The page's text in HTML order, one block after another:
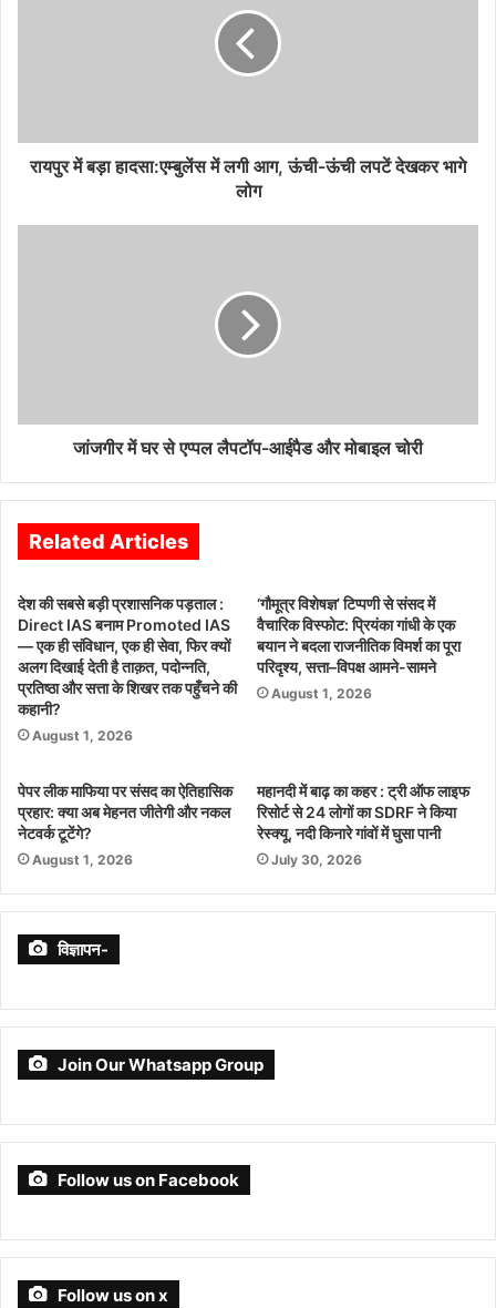
e
रायपुर में बड़ा हादसा:एम्बुलेंस में लगी आग, ऊंची-ऊंची लपटें देखकर भागे
लोग
जांजगीर में घर से एप्पल लैपटॉप-आईपैड और मोबाइल चोरी
Related Articles
देश की सबसे बड़ी प्रशासनिक पड़ताल :
Direct IAS बनाम Promoted IAS
— एक ही संविधान, एक ही सेवा, फिर क्यों
अलग दिखाई देती है ताक़त, पदोन्नति,
प्रतिष्ठा और सत्ता के शिखर तक पहुँचने की
कहानी?
August 1, 2026
‘गौमूत्र विशेषज्ञ’ टिप्पणी से संसद में
वैचारिक विस्फोट: प्रियंका गांधी के एक
बयान ने बदला राजनीतिक विमर्श का पूरा
परिदृश्य, सत्ता–विपक्ष आमने-सामने
August 1, 2026
पेपर लीक माफिया पर संसद का ऐतिहासिक
प्रहार: क्या अब मेहनत जीतेगी और नकल
नेटवर्क टूटेंगे?
August 1, 2026
महानदी में बाढ़ का कहर : ट्री ऑफ लाइफ
रिसोर्ट से 24 लोगों का SDRF ने किया
रेस्क्यू, नदी किनारे गांवों में घुसा पानी
July 30, 2026
विज्ञापन-
Join Our Whatsapp Group
Follow us on Facebook
Follow us on x